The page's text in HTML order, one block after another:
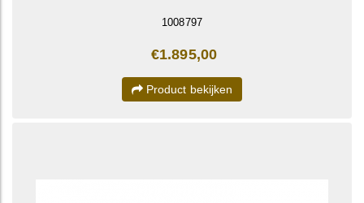
1008797
€1.895,00
Product bekijken